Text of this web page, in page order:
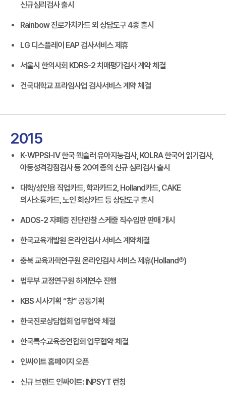
신규심리검사 출시
Rainbow 진로가치카드 외 상담도구 4종 출시
LG 디스플레이 EAP 검사서비스 제휴
서울시 한의사회 KDRS-2 치매평가검사 계약 체결
건국대학교 프라임사업 검사서비스 계약 체결
2015
K-WPPSI-Ⅳ 한국 웩슬러 유아지능검사, KOLRA 한국어 읽기검사,
아동성격강점검사 등 20여 종의 신규 심리검사 출시
대학/성인용 직업카드, 학과카드2, Holland카드, CAKE
의사소통카드, 노인 회상카드 등 상담도구 출시
ADOS-2 자폐증 진단관찰 스케줄 직수입판 판매 개시
한국교육개발원 온라인검사 서비스 계약체결
충북 교육과학연구원 온라인검사 서비스 제휴(Holland®)
법무부 교정연구원 하계연수 진행
KBS 시사기획 “창” 공동기획
한국진로상담협회 업무협약 체결
한국특수교육총연합회 업무협약 체결
인싸이트 홈페이지 오픈
신규 브랜드 인싸이트: INPSYT 런칭